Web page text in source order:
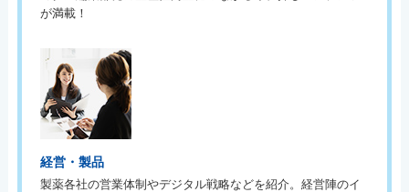
が満載！
経営・製品
製薬各社の営業体制やデジタル戦略などを紹介。経営陣のイ